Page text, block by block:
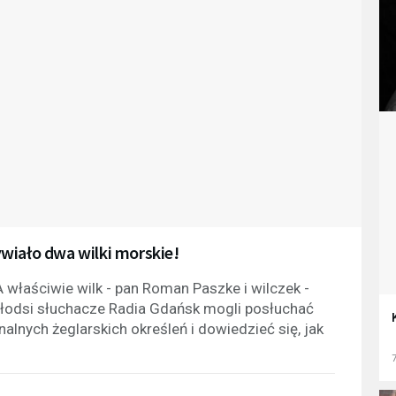
dwa wilki morskie!
wilk - pan Roman Paszke i wilczek -
słuchacze Radia Gdańsk mogli posłuchać
żeglarskich określeń i dowiedzieć się, jak